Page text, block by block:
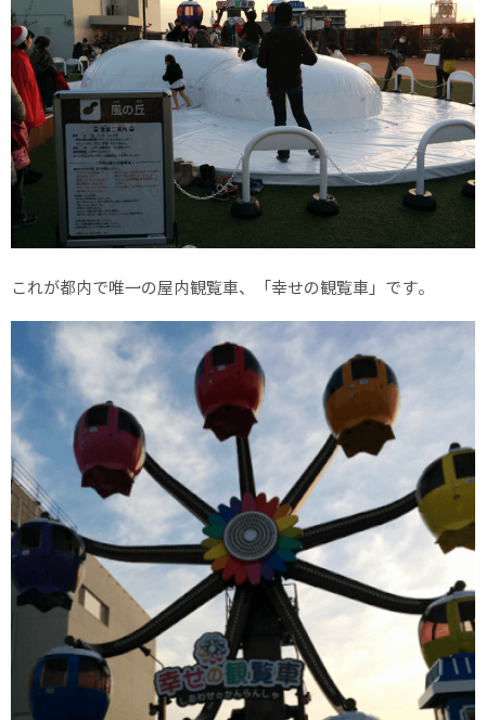
これが都内で唯一の屋内観覧車、「幸せの観覧車」です。